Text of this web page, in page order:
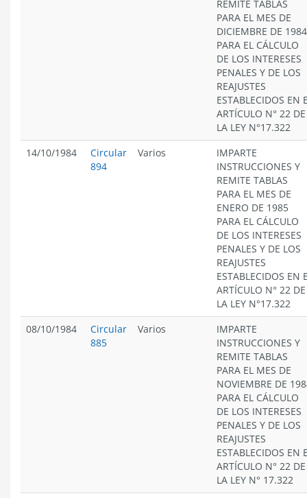
REMITE TABLAS
PARA EL MES DE
DICIEMBRE DE 1984
PARA EL CÁLCULO
DE LOS INTERESES
PENALES Y DE LOS
REAJUSTES
ESTABLECIDOS EN
ARTÍCULO N° 22 DE
LA LEY N°17.322
14/10/1984
Circular
894
Varios
IMPARTE
INSTRUCCIONES Y
REMITE TABLAS
PARA EL MES DE
ENERO DE 1985
PARA EL CÁLCULO
DE LOS INTERESES
PENALES Y DE LOS
REAJUSTES
ESTABLECIDOS EN
ARTÍCULO N° 22 DE
LA LEY N°17.322
08/10/1984
Circular
885
Varios
IMPARTE
INSTRUCCIONES Y
REMITE TABLAS
PARA EL MES DE
NOVIEMBRE DE
PARA EL CÁLCULO
DE LOS INTERESES
PENALES Y DE LOS
REAJUSTES
ESTABLECIDOS EN
ARTÍCULO N° 22 DE
LA LEY N° 17.322